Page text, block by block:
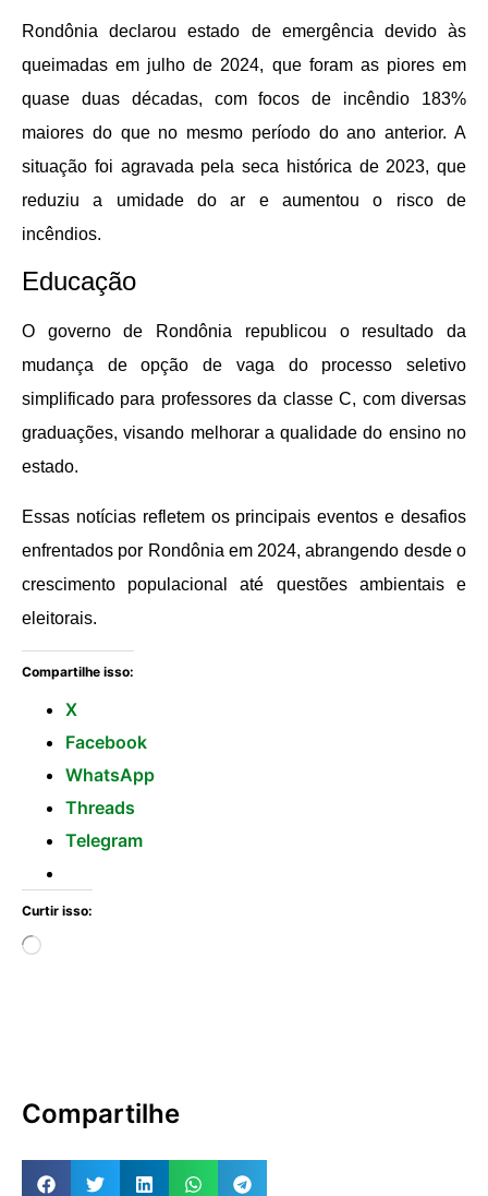
Rondônia declarou estado de emergência devido às
queimadas em julho de 2024, que foram as piores em
quase duas décadas, com focos de incêndio 183%
maiores do que no mesmo período do ano anterior. A
situação foi agravada pela seca histórica de 2023, que
reduziu a umidade do ar e aumentou o risco de
incêndios.
Educação
O governo de Rondônia republicou o resultado da
mudança de opção de vaga do processo seletivo
simplificado para professores da classe C, com diversas
graduações, visando melhorar a qualidade do ensino no
estado.
Essas notícias refletem os principais eventos e desafios
enfrentados por Rondônia em 2024, abrangendo desde o
crescimento populacional até questões ambientais e
eleitorais.
Compartilhe isso:
X
Facebook
WhatsApp
Threads
Telegram
Curtir isso:
Compartilhe